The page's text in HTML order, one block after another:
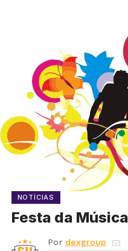
NOTÍCIAS
Festa da
Por dexgroup